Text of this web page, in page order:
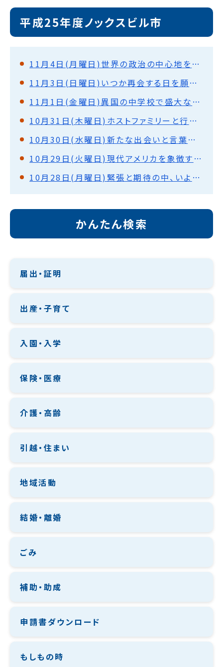
平成25年度ノックスビル市
11月4日(月曜日)世界の政治の中心地を巡って(ワシントンD.C.)
11月3日(日曜日)いつか再会する日を願って(ノックスビル)
11月1日(金曜日)異国の中学校で盛大な歓迎式・授業体験(ノックスビル)
10月31日(木曜日)ホストファミリーと行動(ノックスビル)
10月30日(水曜日)新たな出会いと言葉の壁を越えて・ホストファミリーと対面(ノックスビル)
10月29日(火曜日)現代アメリカを象徴する街を見て(シカゴ)
10月28日(月曜日)緊張と期待の中、いよいよ出発！
かんたん検索
届出・証明
出産・子育て
入園・入学
保険・医療
介護・高齢
引越・住まい
地域活動
結婚・離婚
ごみ
補助・助成
申請書ダウンロード
もしもの時